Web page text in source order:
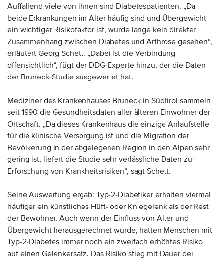
Auffallend viele von ihnen sind Diabetespatienten. „Da
beide Erkrankungen im Alter häufig sind und Übergewicht
ein wichtiger Risikofaktor ist, wurde lange kein direkter
Zusammenhang zwischen Diabetes und Arthrose gesehen“,
erläutert Georg Schett. „Dabei ist die Verbindung
offensichtlich“, fügt der DDG-Experte hinzu, der die Daten
der Bruneck-Studie ausgewertet hat.
Mediziner des Krankenhauses Bruneck in Südtirol sammeln
seit 1990 die Gesundheitsdaten aller älteren Einwohner der
Ortschaft. „Da dieses Krankenhaus die einzige Anlaufstelle
für die klinische Versorgung ist und die Migration der
Bevölkerung in der abgelegenen Region in den Alpen sehr
gering ist, liefert die Studie sehr verlässliche Daten zur
Erforschung von Krankheitsrisiken“, sagt Schett.
Seine Auswertung ergab: Typ-2-Diabetiker erhalten viermal
häufiger ein künstliches Hüft- oder Kniegelenk als der Rest
der Bewohner. Auch wenn der Einfluss von Alter und
Übergewicht herausgerechnet wurde, hatten Menschen mit
Typ-2-Diabetes immer noch ein zweifach erhöhtes Risiko
auf einen Gelenkersatz. Das Risiko stieg mit Dauer der